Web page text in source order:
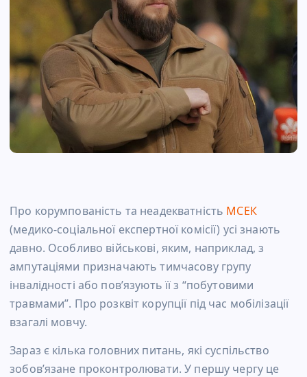
Про корумпованість та неадекватність МСЕК
(медико-соціальної експертної комісії) усі знають
давно. Особливо військові, яким, наприклад, з
ампутаціями призначають тимчасову групу
інвалідності або пов’язують її з “побутовими
травмами”. Про розквіт корупції під час мобілізації
взагалі мовчу.
Зараз є кілька головних питань, які суспільство
зобов’язане проконтролювати. У першу чергу це